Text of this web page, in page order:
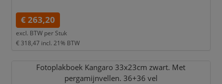
€ 263,20
excl. BTW per Stuk
€ 318,47 incl. 21% BTW
Fotoplakboek Kangaro 33x23cm zwart. Met
pergamijnvellen. 36+36 vel